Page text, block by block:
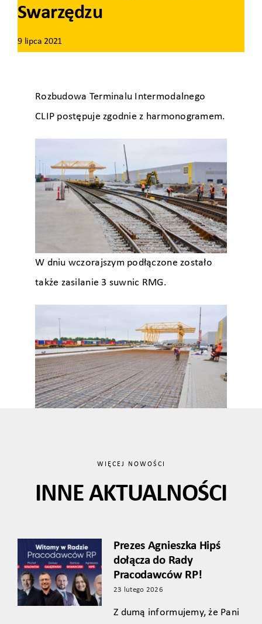
Swarzędzu
9 lipca 2021
Rozbudowa Terminalu Intermodalnego
CLIP postępuje zgodnie z harmonogramem.
W dniu wczorajszym podłączone zostało
także zasilanie 3 suwnic RMG.
WIĘCEJ NOWOŚCI
INNE AKTUALNOŚCI
Prezes Agnieszka Hipś
dołącza do Rady
Pracodawców RP!
23 lutego 2026
Z dumą informujemy, że Pani